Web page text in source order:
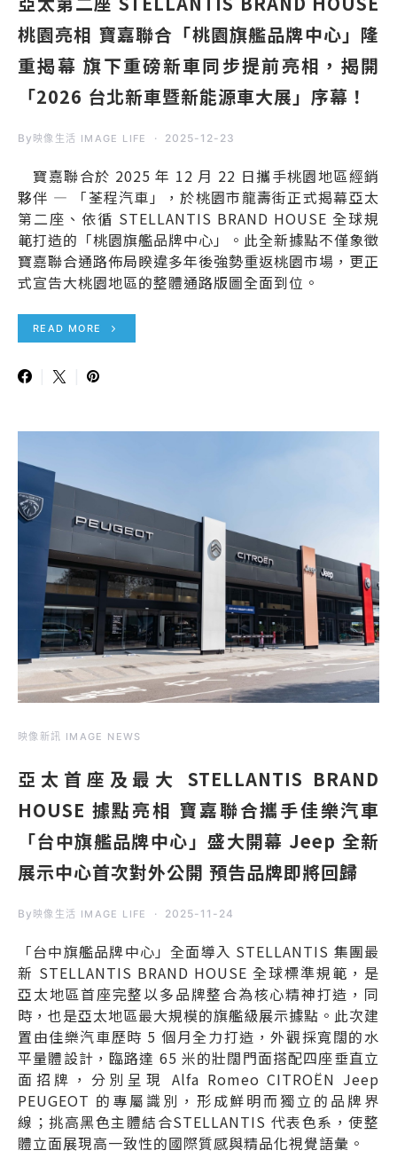
桃園亮相 寶嘉聯合「桃園旗艦品牌中心」隆
重揭幕 旗下重磅新車同步提前亮相，揭開
「2026 台北新車暨新能源車大展」序幕！
By 映像生活 IMAGE LIFE 2025-12-23
寶嘉聯合於 2025 年 12 月 22 日攜手桃園地區經銷
夥伴 — 「荃程汽車」，於桃園市龍壽街正式揭幕亞太
第二座、依循 STELLANTIS BRAND HOUSE 全球規
範打造的「桃園旗艦品牌中心」。此全新據點不僅象徵
寶嘉聯合通路佈局睽違多年後強勢重返桃園市場，更正
式宣告大桃園地區的整體通路版圖全面到位。
READ MORE
映像新訊 IMAGE NEWS
亞太首座及最大 STELLANTIS BRAND
HOUSE 據點亮相 寶嘉聯合攜手佳樂汽車
「台中旗艦品牌中心」盛大開幕 Jeep 全新
展示中心首次對外公開 預告品牌即將回歸
By 映像生活 IMAGE LIFE 2025-11-24
「台中旗艦品牌中心」全面導入 STELLANTIS 集團最
新 STELLANTIS BRAND HOUSE 全球標準規範，是
亞太地區首座完整以多品牌整合為核心精神打造，同
時，也是亞太地區最大規模的旗艦級展示據點。此次建
置由佳樂汽車歷時 5 個月全力打造，外觀採寬闊的水
平量體設計，臨路達 65 米的壯闊門面搭配四座垂直立
面招牌，分別呈現 Alfa Romeo CITROËN Jeep
PEUGEOT 的專屬識別，形成鮮明而獨立的品牌界
線；挑高黑色主體結合STELLANTIS 代表色系，使整
體立面展現高一致性的國際質感與精品化視覺語彙。